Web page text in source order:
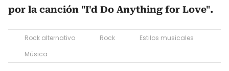
por la canción "I'd Do Anything for Love".
Rock alternativo Rock
Estilos musicales
Música